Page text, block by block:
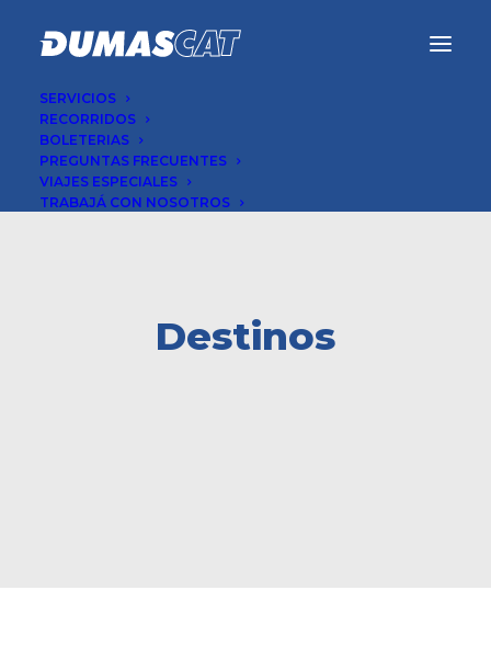
SERVICIOS
RECORRIDOS
BOLETERIAS
PREGUNTAS FRECUENTES
VIAJES ESPECIALES
TRABAJÁ CON NOSOTROS
Destinos